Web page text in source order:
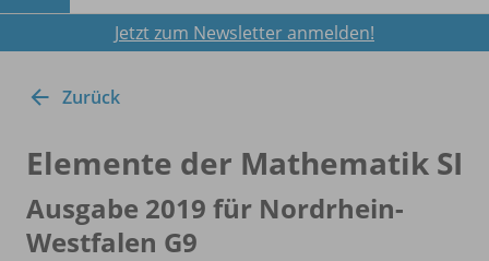
Jetzt zum Newsletter anmelden!
Zurück
Elemente der Mathematik SI
Ausgabe 2019 für Nordrhein-
Westfalen G9